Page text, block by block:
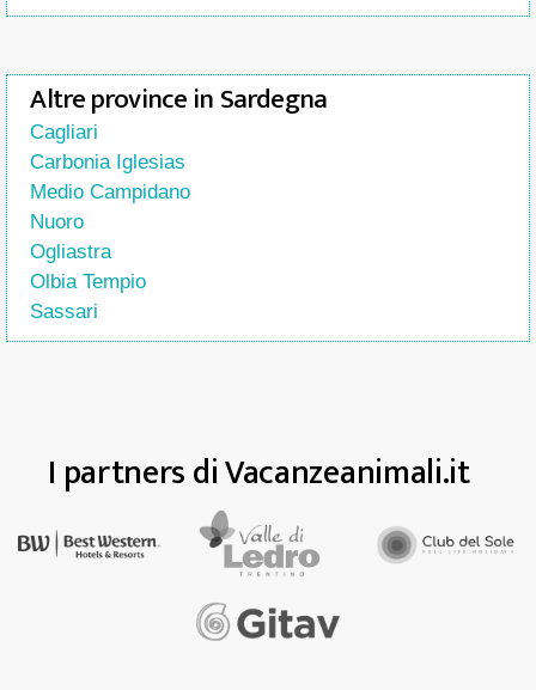
Altre province in Sardegna
Cagliari
Carbonia Iglesias
Medio Campidano
Nuoro
Ogliastra
Olbia Tempio
Sassari
I partners di Vacanzeanimali.it